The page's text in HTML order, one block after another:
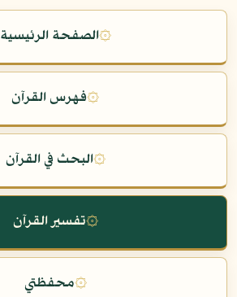
۞الصفحة الرئيسية
۞فهرس القرآن
۞البحث في القرآن
۞تفسير القرآن
۞محفظتي